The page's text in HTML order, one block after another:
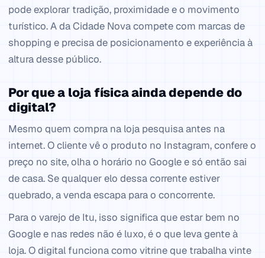
pode explorar tradição, proximidade e o movimento
turístico. A da Cidade Nova compete com marcas de
shopping e precisa de posicionamento e experiência à
altura desse público.
Por que a loja física ainda depende do
digital?
Mesmo quem compra na loja pesquisa antes na
internet. O cliente vê o produto no Instagram, confere o
preço no site, olha o horário no Google e só então sai
de casa. Se qualquer elo dessa corrente estiver
quebrado, a venda escapa para o concorrente.
Para o varejo de Itu, isso significa que estar bem no
Google e nas redes não é luxo, é o que leva gente à
loja. O digital funciona como vitrine que trabalha vinte